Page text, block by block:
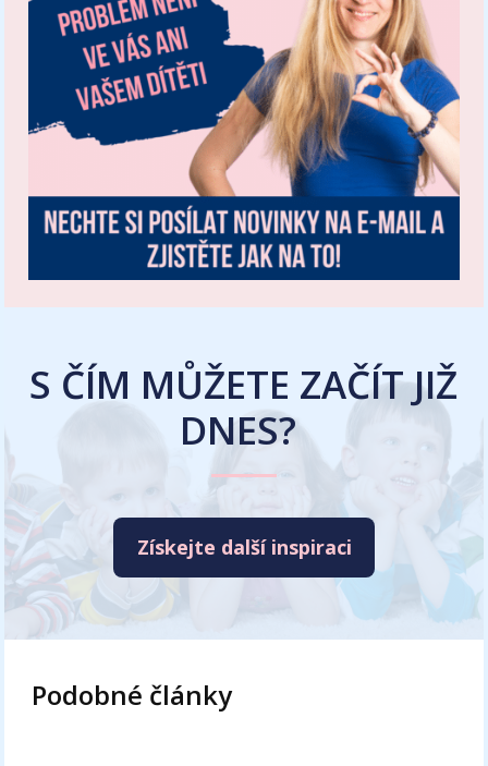
S ČÍM MŮŽETE ZAČÍT JIŽ
DNES?
Získejte další inspiraci
Podobné články